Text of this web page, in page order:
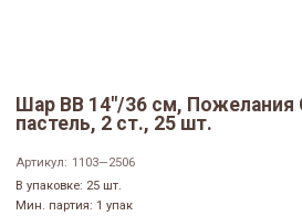
Шар ВВ 14"/36 см, Пожелания
пастель, 2 ст., 25 шт.
Артикул: 1103—2506
В упаковке: 25 шт.
Мин. партия: 1 упак